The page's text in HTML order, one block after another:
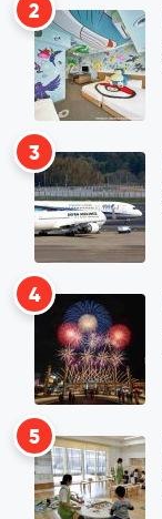
2
3
4
5